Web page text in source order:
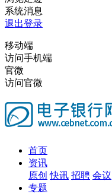
系统消息
退出登录
移动端
访问手机端
官微
访问官微
首页
资讯
原创 快讯 招聘 会议
专题